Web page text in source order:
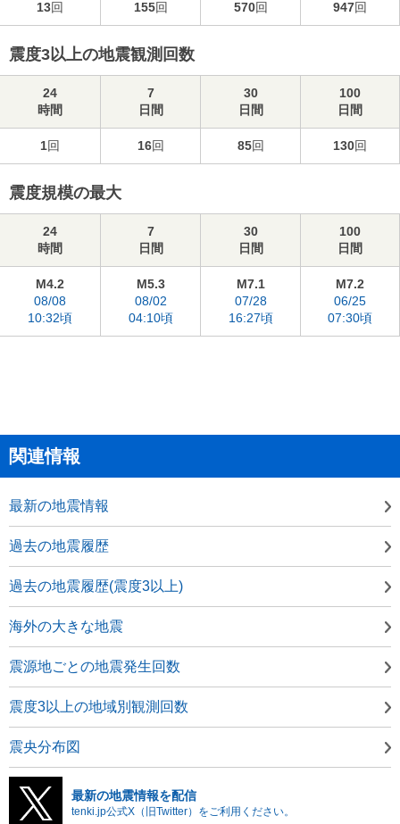
13回 155回 570回 947回
震度3以上の地震観測回数
24
時間
7
日間
30
日間
100
日間
1回 16回 85回 130回
震度規模の最大
24
時間
7
日間
30
日間
100
日間
M4.2
08/08
10:32頃
M5.3
08/02
04:10頃
M7.1
07/28
16:27頃
M7.2
06/25
07:30頃
関連情報
最新の地震情報
過去の地震履歴
過去の地震履歴(震度3以上)
海外の大きな地震
震源地ごとの地震発生回数
震度3以上の地域別観測回数
震央分布図
最新の地震情報を配信
tenki.jp公式X（旧Twitter）をご利用ください。